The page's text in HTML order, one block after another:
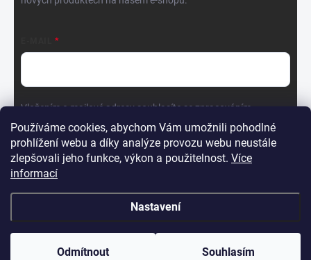
Používáme cookies, abychom Vám umožnili pohodlné
prohlížení webu a díky analýze provozu webu neustále
zlepšovali jeho funkce, výkon a použitelnost. Více
informací
Nastavení
Odmítnout Souhlasím
Vložením e-mailové adresy souhlasíte se zpracováním
osobních údajů v souladu seZásadami ochrany osobních
údajů.
Přihlásit se
WINNER GROUP-WG . Všechna práva vyhrazena.